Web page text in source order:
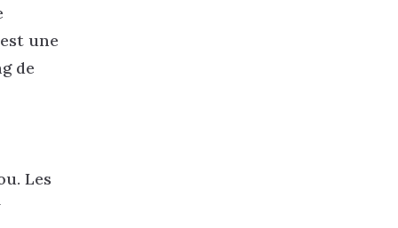
une
de
Les